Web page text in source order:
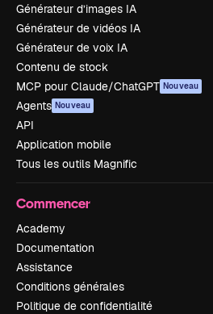
Générateur d’images IA
Générateur de vidéos IA
Générateur de voix IA
Contenu de stock
MCP pour Claude/ChatGPT Nouveau
Agents Nouveau
API
Application mobile
Tous les outils Magnific
Commencer
Academy
Documentation
Assistance
Conditions générales
Politique de confidentialité